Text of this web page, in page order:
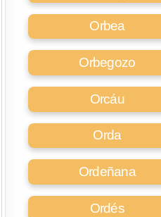
Orbea
Orbegozo
Orcáu
Orda
Ordeñana
Ordés